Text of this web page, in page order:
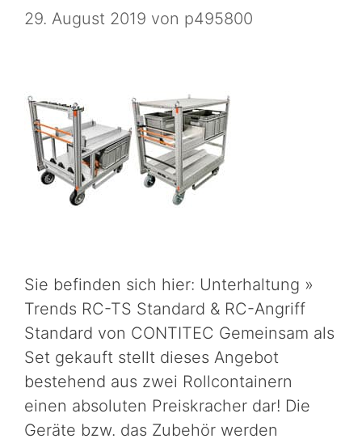
29. August 2019 von p495800
Sie befinden sich hier: Unterhaltung »
Trends RC-TS Standard & RC-Angriff
Standard von CONTITEC Gemeinsam als
Set gekauft stellt dieses Angebot
bestehend aus zwei Rollcontainern
einen absoluten Preiskracher dar! Die
Geräte bzw. das Zubehör werden